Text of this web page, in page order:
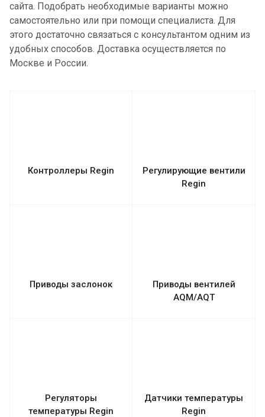
сайта. Подобрать необходимые варианты можно
самостоятельно или при помощи специалиста. Для
этого достаточно связаться с консультантом одним из
удобных способов. Доставка осуществляется по
Москве и России.
Контроллеры Regin
Регулирующие вентили
Regin
Приводы заслонок
Приводы вентилей
AQM/AQT
Регуляторы
температуры Regin
Датчики температуры
Regin